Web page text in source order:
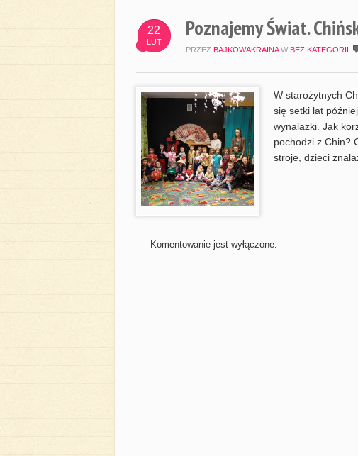
22
LUT
Poznajemy Świat.
PRZEZ BAJKOWAKRAINA W BEZ KATEGORII
W starożytnych
się setki lat
wynalazki. Jak
pochodzi z Chin?
stroje, dzieci
Komentowanie jest wyłączone.